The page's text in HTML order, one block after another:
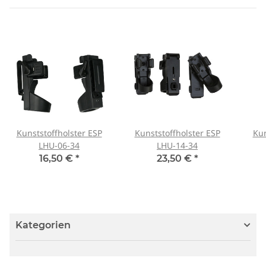
Kunststoffholster ESP
LHU-06-34
16,50 € *
Kunststoffholster ESP
LHU-14-34
23,50 € *
Kategorien